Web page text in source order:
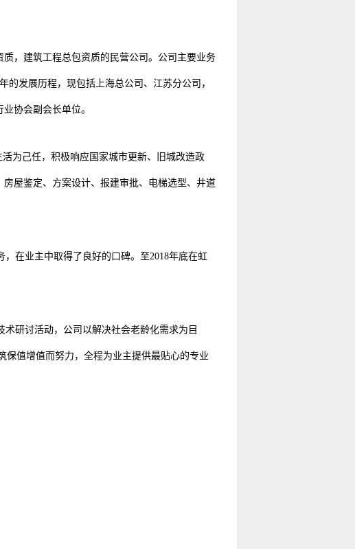
，建筑工程总包资质的民营公司。公司主要业务
的发展历程，现包括上海总公司、江苏分公司，
协会副会长单位。
活为己任，积极响应国家城市更新、旧城改造政
屋鉴定、方案设计、报建审批、电梯选型、井道
在业主中取得了良好的口碑。至2018年底在虹
研讨活动，公司以解决社会老龄化需求为目
值增值而努力，全程为业主提供最贴心的专业